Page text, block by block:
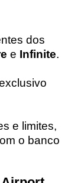
dos
e Infinite.
e limites,
o banco